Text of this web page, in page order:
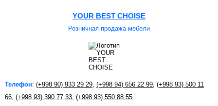
YOUR BEST CHOISE
Розничная продажа мебели
Телефон: (+998 90) 933 29 29 (+998 94) 656 22 99 (+998 93) 500 11
66 (+998 93) 390 77 33 (+998 93) 550 88 55